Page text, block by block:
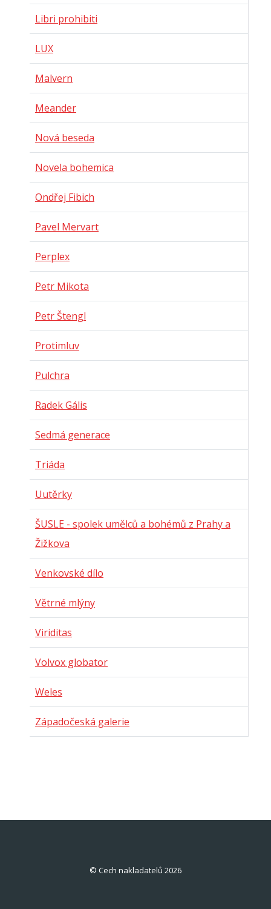
Libri prohibiti
LUX
Malvern
Meander
Nová beseda
Novela bohemica
Ondřej Fibich
Pavel Mervart
Perplex
Petr Mikota
Petr Štengl
Protimluv
Pulchra
Radek Gális
Sedmá generace
Triáda
Uutěrky
ŠUSLE - spolek umělců a bohémů z Prahy a
Žižkova
Venkovské dílo
Větrné mlýny
Viriditas
Volvox globator
Weles
Západočeská galerie
© Cech nakladatelů 2026